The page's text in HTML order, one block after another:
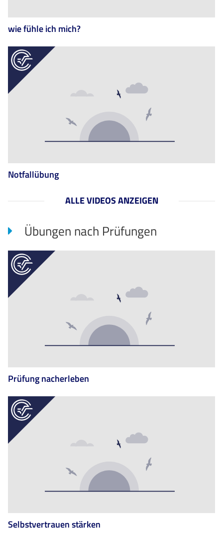
wie fühle ich mich?
Notfallübung
ALLE VIDEOS ANZEIGEN
Übungen nach Prüfungen
Prüfung nacherleben
Selbstvertrauen stärken